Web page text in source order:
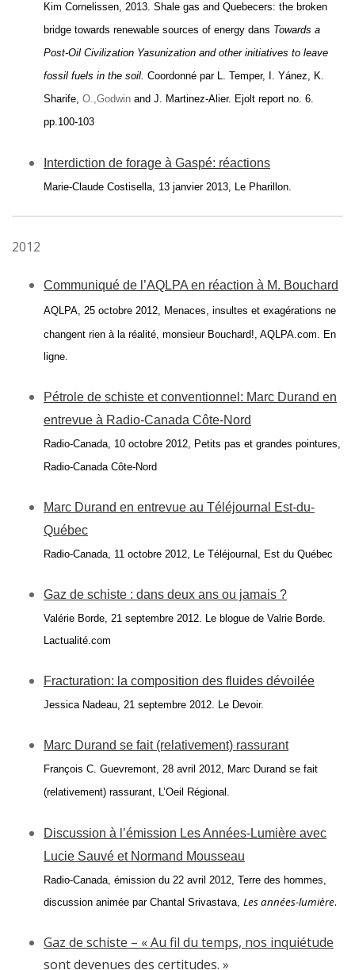
Kim Cornelissen, 2013. Shale gas and Quebecers: the broken
bridge towards renewable sources of energy dans Towards a
Post-Oil Civilization Yasunization and other initiatives to leave
fossil fuels in the soil. Coordonné par L. Temper, I. Yánez, K.
Sharife, O.,Godwin and J. Martinez-Alier. Ejolt report no. 6.
pp.100-103
Interdiction de forage à Gaspé: réactions
Marie-Claude Costisella, 13 janvier 2013, Le Pharillon.
2012
Communiqué de l’AQLPA en réaction à M. Bouchard
AQLPA, 25 octobre 2012, Menaces, insultes et exagérations ne
changent rien à la réalité, monsieur Bouchard!, AQLPA.com. En
ligne.
Pétrole de schiste et conventionnel: Marc Durand en
entrevue à Radio-Canada Côte-Nord
Radio-Canada, 10 octobre 2012, Petits pas et grandes pointures,
Radio-Canada Côte-Nord
Marc Durand en entrevue au Téléjournal Est-du-
Québec
Radio-Canada, 11 octobre 2012, Le Téléjournal, Est du Québec
Gaz de schiste : dans deux ans ou jamais ?
Valérie Borde, 21 septembre 2012. Le blogue de Valrie Borde.
Lactualité.com
Fracturation: la composition des fluides dévoilée
Jessica Nadeau, 21 septembre 2012. Le Devoir.
Marc Durand se fait (relativement) rassurant
François C. Guevremont, 28 avril 2012, Marc Durand se fait
(relativement) rassurant, L’Oeil Régional.
Discussion à l’émission Les Années-Lumière avec
Lucie Sauvé et Normand Mousseau
Radio-Canada, émission du 22 avril 2012, Terre des hommes,
discussion animée par Chantal Srivastava, Les années-lumière.
Gaz de schiste – « Au fil du temps, nos inquiétude
sont devenues des certitudes. »